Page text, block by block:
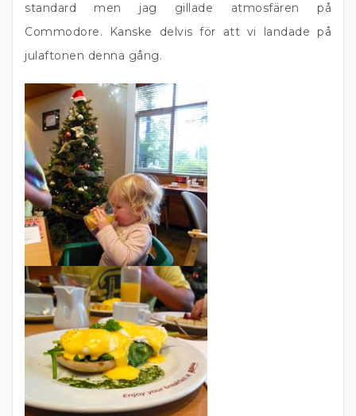
standard men jag gillade atmosfären på
Commodore. Kanske delvis för att vi landade på
julaftonen denna gång.